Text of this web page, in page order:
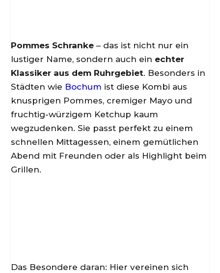
Pommes Schranke – das ist nicht nur ein
lustiger Name, sondern auch ein echter
Klassiker aus dem Ruhrgebiet. Besonders in
Städten wie Bochum ist diese Kombi aus
knusprigen Pommes, cremiger Mayo und
fruchtig-würzigem Ketchup kaum
wegzudenken. Sie passt perfekt zu einem
schnellen Mittagessen, einem gemütlichen
Abend mit Freunden oder als Highlight beim
Grillen.
Das Besondere daran: Hier vereinen sich